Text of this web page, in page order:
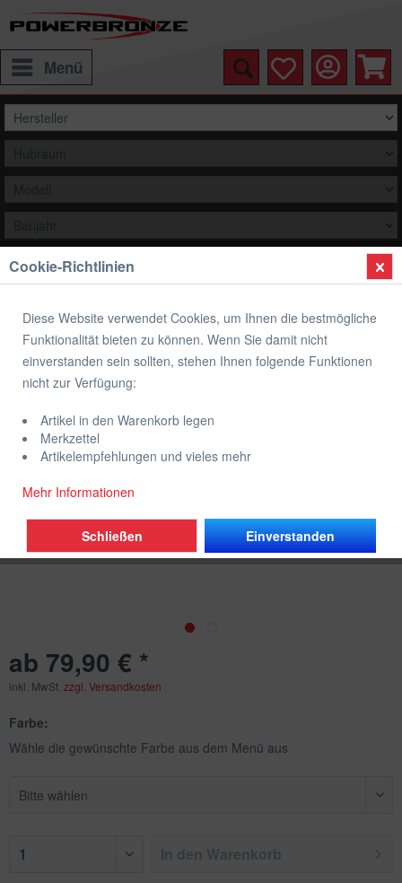
Menü
Auswählen
Übersicht Verkleidungsscheibe Standard Form
Verkleidungsscheibe Standard Form
HONDA XL 650 V TRANSALP
ab 79,90 € *
inkl. MwSt. zzgl. Versandkosten
Farbe:
Wähle die gewünschte Farbe aus dem Menü aus
Cookie-Richtlinien
Diese Website verwendet Cookies, um Ihnen die bestmögliche
Funktionalität bieten zu können. Wenn Sie damit nicht
einverstanden sein sollten, stehen Ihnen folgende Funktionen
nicht zur Verfügung:
Artikel in den Warenkorb legen
Merkzettel
Artikelempfehlungen und vieles mehr
Mehr Informationen
Einverstanden
Schließen